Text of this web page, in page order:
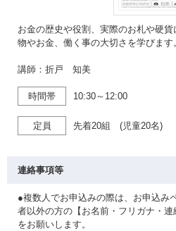
お金の歴史や役割、実際のお札や硬貨
物やお金、働く事の大切さを学びます
講師：折戸 知美
時間帯 10:30～12:00
定員 先着20組 (児童20名)
連絡事項等
●複数人でお申込みの際は、お申込み
者以外の方の【お名前・フリガナ・
をお願いします。